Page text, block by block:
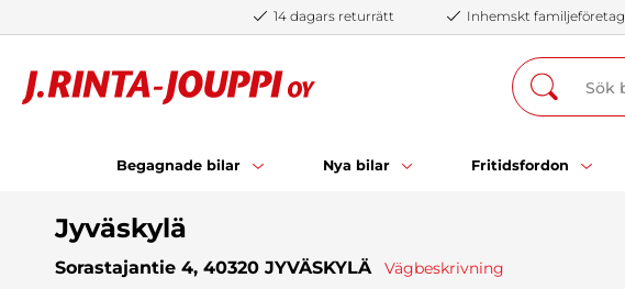
14 dagars returrätt Inhemskt familjeföretag
Begagnade bilar Nya bilar Fritidsfordon
Jyväskylä
Sorastajantie 4, 40320 JYVÄSKYLÄ Vägbeskrivning